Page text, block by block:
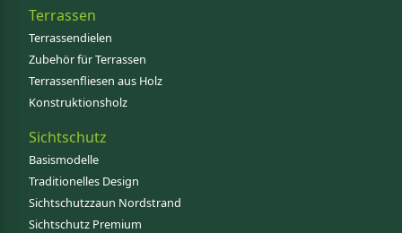
Terrassen
Terrassendielen
Zubehör für Terrassen
Terrassenfliesen aus Holz
Konstruktionsholz
Sichtschutz
Basismodelle
Traditionelles Design
Sichtschutzzaun Nordstrand
Sichtschutz Premium